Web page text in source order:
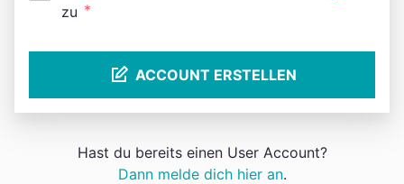
zu *
ACCOUNT ERSTELLEN
Hast du bereits einen User Account?
Dann melde dich hier an.